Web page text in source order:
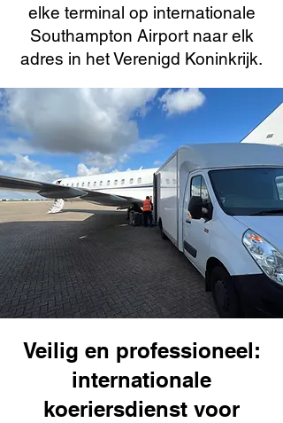
elke terminal op internationale
Southampton Airport naar elk
adres in het Verenigd Koninkrijk.
Veilig en professioneel:
internationale
koeriersdienst voor